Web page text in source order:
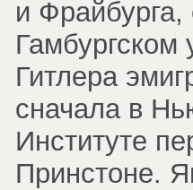
и Фрайбурга,
Гамбургском
Гитлера
сначала в
Институте
Принстоне.